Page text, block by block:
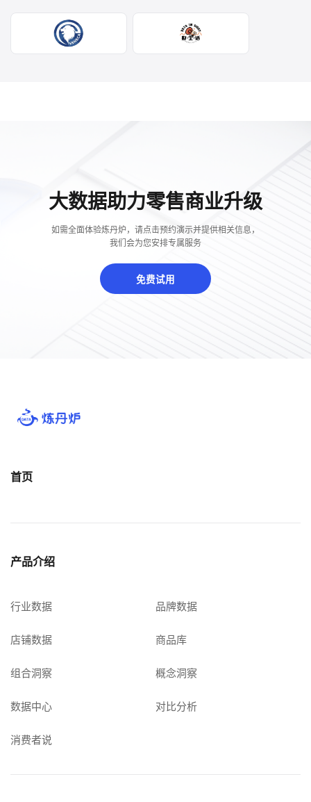
大数据助力零售商业升级
如需全面体验炼丹炉，请点击预约演示并提供相关信息，
我们会为您安排专属服务
免费试用
首页
产品介绍
行业数据 品牌数据
店铺数据 商品库
组合洞察 概念洞察
数据中心 对比分析
消费者说